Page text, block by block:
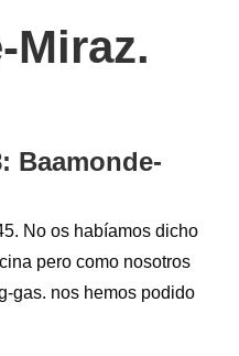
Miraz.
Baamonde-
No os habíamos dicho
pero como nosotros
gas. nos hemos podido